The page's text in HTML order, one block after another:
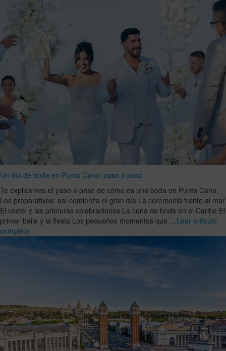
Un día de boda en Punta Cana: paso a paso
Te explicamos el paso a paso de cómo es una boda en Punta Cana:
Los preparativos: así comienza el gran día La ceremonia frente al mar
El cóctel y las primeras celebraciones La cena de boda en el Caribe El
primer baile y la fiesta Los pequeños momentos que …Leer artículo
completo